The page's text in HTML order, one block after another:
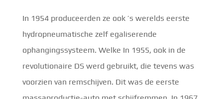
In 1954 produceerden ze ook ’s werelds eerste
hydropneumatische zelf egaliserende
ophangingssysteem. Welke In 1955, ook in de
revolutionaire DS werd gebruikt, die tevens was
voorzien van remschijven. Dit was de eerste